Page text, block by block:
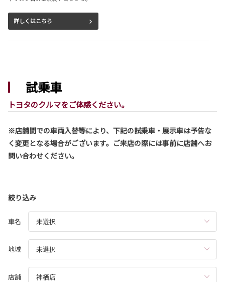
詳しくはこちら
シエンタが一部改良となりました。
シエンタは茨城トヨタから。
詳しくはこちら
2026-08-03
ハリアー 一部改良
詳しくはこちら
2026-07-29
コースター 一部改良
コースターが一部改良となりました。
コースターは茨城トヨタから。
試乗車
トヨタのクルマをご体感ください。
※店舗間での車両入替等により、下記の試乗車・展示車は予告な
く変更となる場合がございます。ご来店の際には事前に店舗へお
問い合わせください。
絞り込み
車名
地域
店舗